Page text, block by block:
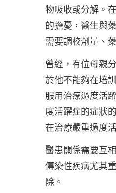
物吸收或分解。
的擔憂，醫生與
需要調校劑量、
曾經，有位母親
於他不能夠在培
服用治療過度活
度活躍症的症狀
在治療嚴重過度
醫患關係需要互
傳染性疾病尤其
除。